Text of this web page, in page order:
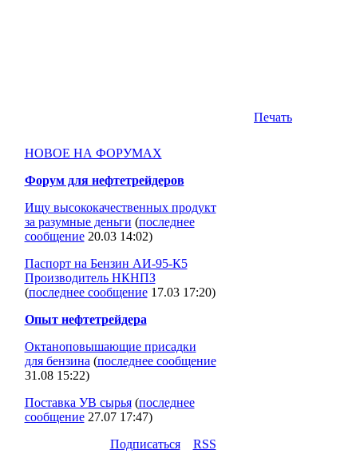
Печать
НОВОЕ НА ФОРУМАХ
Форум для нефтетрейдеров
Ищу высококачественных продукт
за разумные деньги (последнее
сообщение 20.03 14:02)
Паспорт на Бензин АИ-95-К5
Производитель НКНПЗ
(последнее сообщение 17.03 17:20)
Опыт нефтетрейдера
Октаноповышающие присадки
для бензина (последнее сообщение
31.08 15:22)
Поставка УВ сырья(последнее
сообщение 27.07 17:47)
Подпиcаться
RSS